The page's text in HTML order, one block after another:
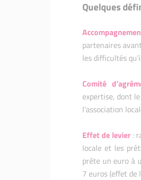
Quelques
partenaires
les difficultés
Comité
expertise, dont
l'association
Effet de levier :
locale et les
prête un euro à
7 euros (effet de